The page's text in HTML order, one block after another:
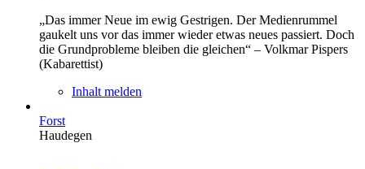
„Das immer Neue im ewig Gestrigen. Der Medienrummel
gaukelt uns vor das immer wieder etwas neues passiert. Doch
die Grundprobleme bleiben die gleichen“ – Volkmar Pispers
(Kabarettist)
Inhalt melden
Forst
Haudegen